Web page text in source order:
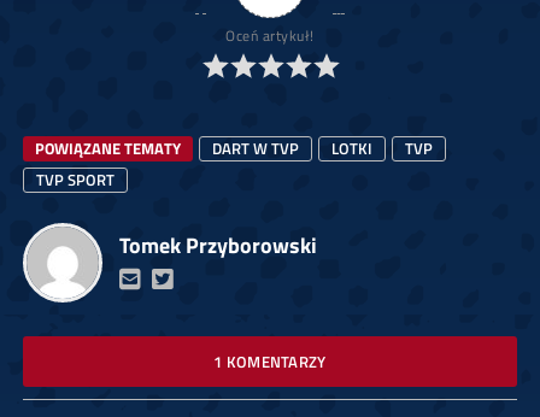
Oceń artykuł!
POWIĄZANE TEMATY DART W TVP LOTKI
TVP
TVP SPORT
Tomek Przyborowski
1 KOMENTARZY